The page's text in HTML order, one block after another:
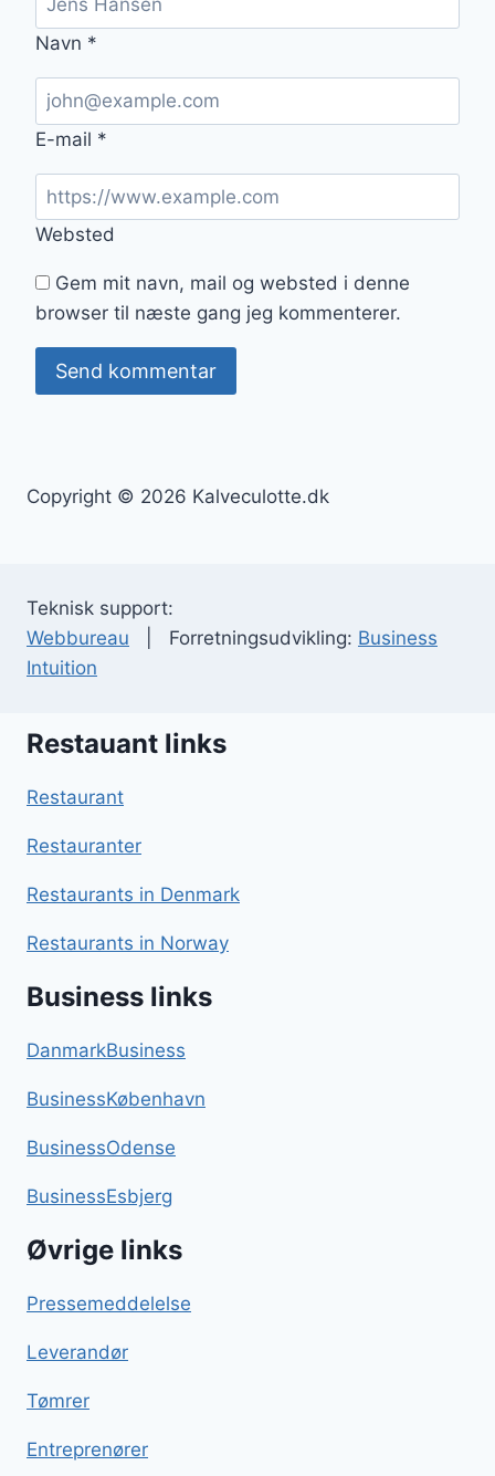
Navn *
E-mail *
Websted
Gem mit navn, mail og websted i denne
browser til næste gang jeg kommenterer.
Copyright © 2026 Kalveculotte.dk
Teknisk support:
Webbureau | Forretningsudvikling: Business
Intuition
Restauant links
Restaurant
Restauranter
Restaurants in Denmark
Restaurants in Norway
Business links
DanmarkBusiness
BusinessKøbenhavn
BusinessOdense
BusinessEsbjerg
Øvrige links
Pressemeddelelse
Leverandør
Tømrer
Entreprenører